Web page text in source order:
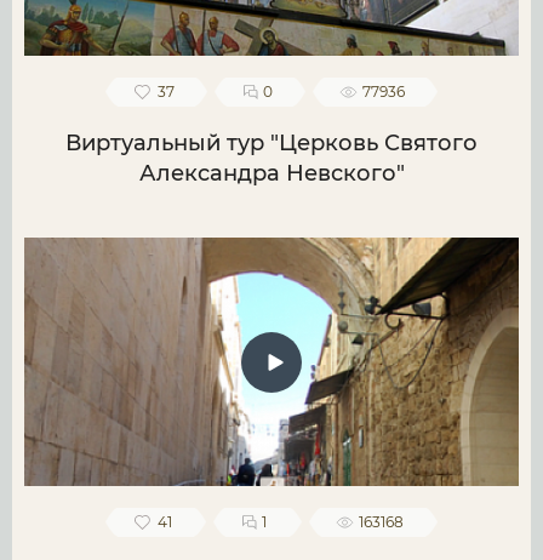
37 0 77936
Виртуальный тур "Церковь Святого
Александра Невского"
41 1 163168